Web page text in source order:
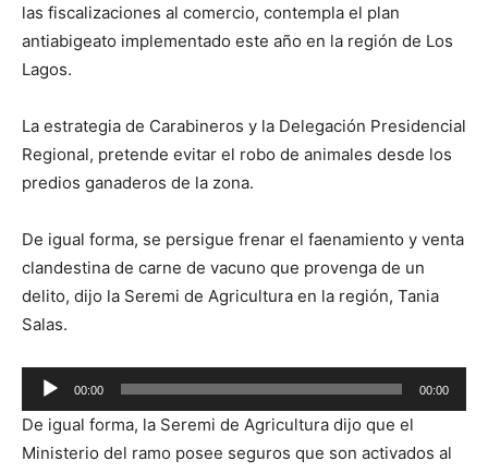
las fiscalizaciones al comercio, contempla el plan
antiabigeato implementado este año en la región de Los
Lagos.
La estrategia de Carabineros y la Delegación Presidencial
Regional, pretende evitar el robo de animales desde los
predios ganaderos de la zona.
De igual forma, se persigue frenar el faenamiento y venta
clandestina de carne de vacuno que provenga de un
delito, dijo la Seremi de Agricultura en la región, Tania
Salas.
Reproductor
de
audio
00:00 00:00
De igual forma, la Seremi de Agricultura dijo que el
Ministerio del ramo posee seguros que son activados al